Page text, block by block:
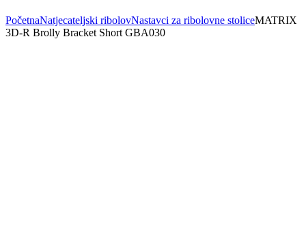
PočetnaNatjecateljski ribolovNastavci za ribolovne stoliceMATRIX
3D-R Brolly Bracket Short GBA030